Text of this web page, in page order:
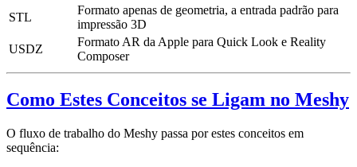
STL
Formato apenas de geometria, a entrada padrão para
impressão 3D
USDZ
Formato AR da Apple para Quick Look e Reality
Composer
Como Estes Conceitos se Ligam no Meshy
O fluxo de trabalho do Meshy passa por estes conceitos em
sequência: